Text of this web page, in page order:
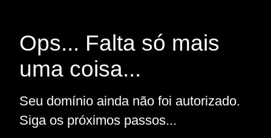
Ops... Falta só mais
uma coisa...
Seu domínio ainda não foi autorizado.
Siga os próximos passos...